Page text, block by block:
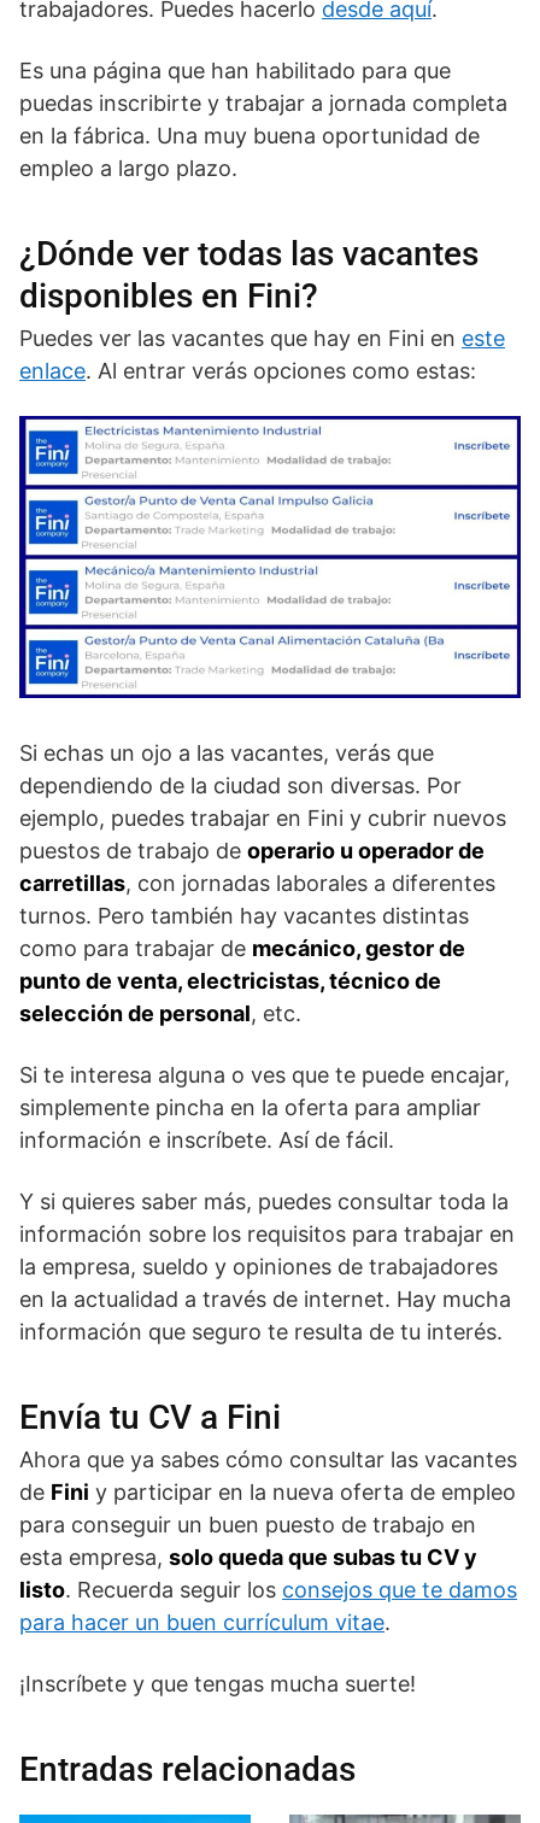
trabajadores. Puedes hacerlo desde aquí.
Es una página que han habilitado para que
puedas inscribirte y trabajar a jornada completa
en la fábrica. Una muy buena oportunidad de
empleo a largo plazo.
¿Dónde ver todas las vacantes
disponibles en Fini?
Puedes ver las vacantes que hay en Fini en este
enlace. Al entrar verás opciones como estas:
Si echas un ojo a las vacantes, verás que
dependiendo de la ciudad son diversas. Por
ejemplo, puedes trabajar en Fini y cubrir nuevos
puestos de trabajo de operario u operador de
carretillas, con jornadas laborales a diferentes
turnos. Pero también hay vacantes distintas
como para trabajar de mecánico, gestor de
punto de venta, electricistas, técnico de
selección de personal, etc.
Si te interesa alguna o ves que te puede encajar,
simplemente pincha en la oferta para ampliar
información e inscríbete. Así de fácil.
Y si quieres saber más, puedes consultar toda la
información sobre los requisitos para trabajar en
la empresa, sueldo y opiniones de trabajadores
en la actualidad a través de internet. Hay mucha
información que seguro te resulta de tu interés.
Envía tu CV a Fini
Ahora que ya sabes cómo consultar las vacantes
de Fini y participar en la nueva oferta de empleo
para conseguir un buen puesto de trabajo en
esta empresa, solo queda que subas tu CV y
listo. Recuerda seguir los consejos que te damos
para hacer un buen currículum vitae.
¡Inscríbete y que tengas mucha suerte!
Entradas relacionadas